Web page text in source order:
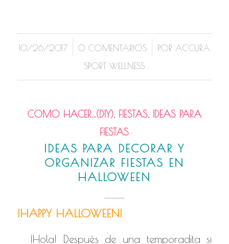
10/26/2017
/ 0 COMENTARIOS
/ POR ACCURA
SPORT WELLNESS
COMO HACER...(DIY), FIESTAS, IDEAS PARA
FIESTAS
IDEAS PARA DECORAR Y
ORGANIZAR FIESTAS EN
HALLOWEEN
¡HAPPY HALLOWEEN!
¡Hola! Después de una temporadita si